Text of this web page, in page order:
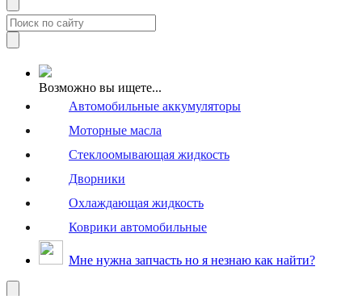
Возможно вы ищете...
Автомобильные аккумуляторы
Моторные масла
Стеклоомывающая жидкость
Дворники
Охлаждающая жидкость
Коврики автомобильные
Мне нужна запчасть но я незнаю как найти?